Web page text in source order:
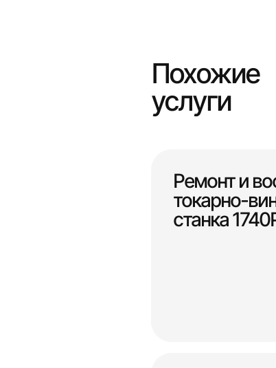
Похожие
услуги
Ремонт и
токарно-
станка